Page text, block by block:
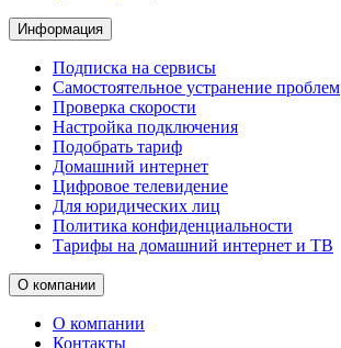
Информация
Подписка на сервисы
Самостоятельное устранение проблем
Проверка скорости
Настройка подключения
Подобрать тариф
Домашний интернет
Цифровое телевидение
Для юридических лиц
Политика конфиденциальности
Тарифы на домашний интернет и ТВ
О компании
О компании
Контакты